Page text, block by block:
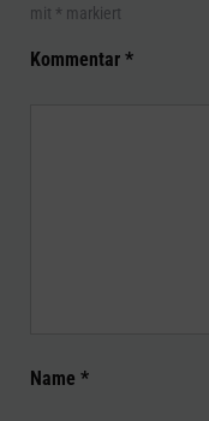
mit * markiert
Kommentar *
Name *